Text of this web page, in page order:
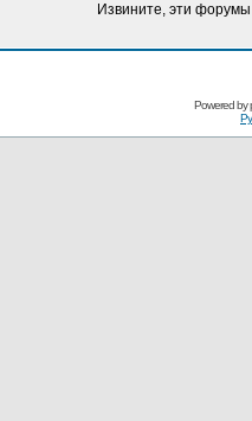
Извините, эти
Powered by